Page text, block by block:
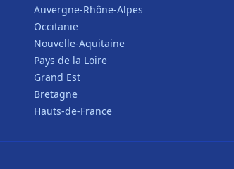
Auvergne-Rhône-Alpes
Occitanie
Nouvelle-Aquitaine
Pays de la Loire
Grand Est
Bretagne
Hauts-de-France